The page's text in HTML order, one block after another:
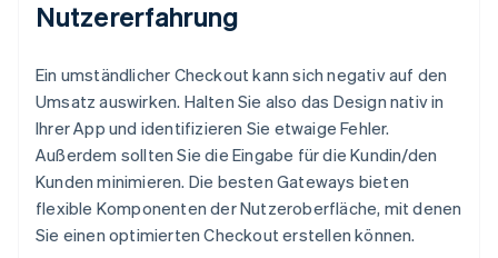
Nutzererfahrung
Ein umständlicher Checkout kann sich negativ auf den
Umsatz auswirken. Halten Sie also das Design nativ in
Ihrer App und identifizieren Sie etwaige Fehler.
Außerdem sollten Sie die Eingabe für die Kundin/den
Kunden minimieren. Die besten Gateways bieten
flexible Komponenten der Nutzeroberfläche, mit denen
Sie einen optimierten Checkout erstellen können.